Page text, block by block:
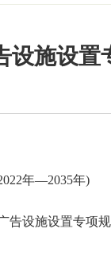
设施设置
年—2035年)
设施设置专项